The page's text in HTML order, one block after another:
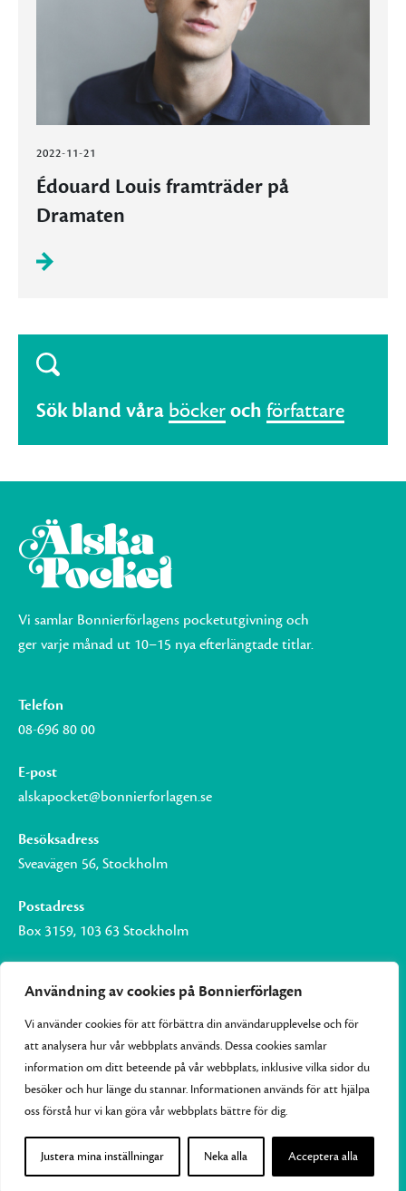
Användning av cookies på Bonnierförlagen
Vi använder cookies för att förbättra din användarupplevelse och för
att analysera hur vår webbplats används. Dessa cookies samlar
information om ditt beteende på vår webbplats, inklusive vilka sidor du
besöker och hur länge du stannar. Informationen används för att hjälpa
oss förstå hur vi kan göra vår webbplats bättre för dig.
Justera mina inställningar Neka alla Acceptera alla
2022-11-21
Édouard Louis framträder på
Dramaten
Sök bland våra böckeroch författare
Vi samlar Bonnierförlagens pocketutgivning och
ger varje månad ut 10–15 nya efterlängtade titlar.
Telefon
08-696 80 00
E-post
alskapocket@bonnierforlagen.se
Besöksadress
Sveavägen 56, Stockholm
Postadress
Box 3159, 103 63 Stockholm
Om Bonnierförlagen
Cookies
Integritetspolicy